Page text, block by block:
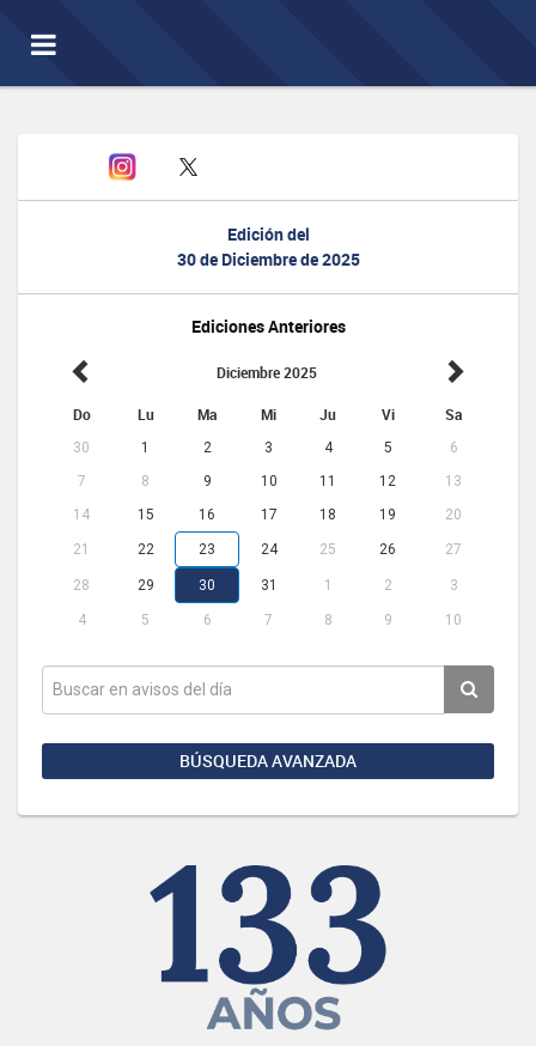
Toggle
navigation
Edición del
30 de Diciembre de 2025
Ediciones Anteriores
Diciembre 2025
Do Lu Ma Mi Ju Vi Sa
30 1 2 3 4 5
6
7
8 9 10 11 12
13
14
15 16 17 18 19 20
21 22 23 24 25 26 27
28 29 30 31 1 2 3
4 5 6 7 8 9 10
BÚSQUEDA AVANZADA